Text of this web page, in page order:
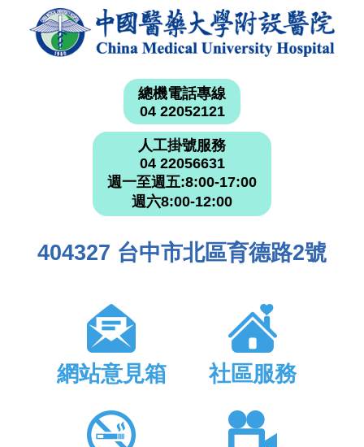
總機電話專線
04 22052121
人工掛號服務
04 22056631
週一至週五:8:00-17:00
週六8:00-12:00
404327 台中市北區育德路2號
網站意見箱 社區服務